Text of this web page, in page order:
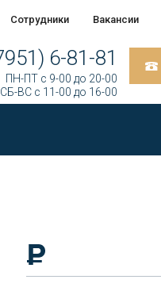
Сотрудники Вакансии
6-81-81
ПН-ПТ c 9-00 до 20-00
СБ-ВС c 11-00 до 16-00